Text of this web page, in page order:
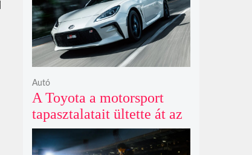
A Toyota a motorsport
tapasztalatait ültette át az
új GR86 vezethetőségébe
és biztonságába
Autó